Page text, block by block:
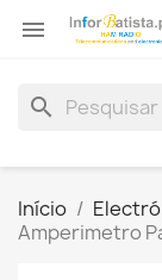

search
Início
Amperimetro